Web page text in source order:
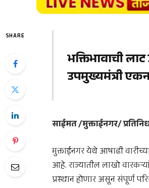
SHARE
भक्तिभावाची
उपमुख्यमंत्री
साईमत /मुक्ताईनगर/
मुक्ताईनगरयेथे आषाढी
आहे. राज्यातील लाखो
प्रस्थान होणार असून संपूर्ण